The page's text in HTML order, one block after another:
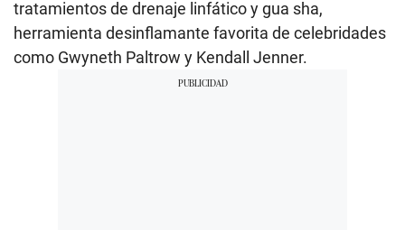
tratamientos de drenaje linfático y gua sha,
herramienta desinflamante favorita de celebridades
como Gwyneth Paltrow y Kendall Jenner.